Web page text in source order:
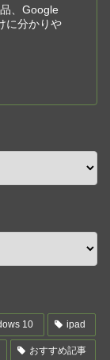
、Google
に分かりや
10 ipad
おすすめ記事